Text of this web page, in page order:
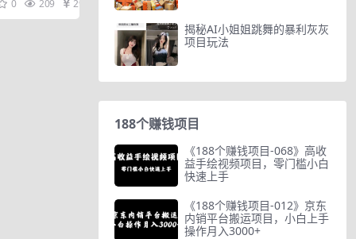
0 209 29
揭秘AI小姐姐跳舞的暴利灰灰
项目玩法
188个赚钱项目
《188个赚钱项目-068》高收
益手绘视频项目，零门槛小白
快速上手
《188个赚钱项目-012》京东
内销平台搬运项目，小白上手
操作月入3000+